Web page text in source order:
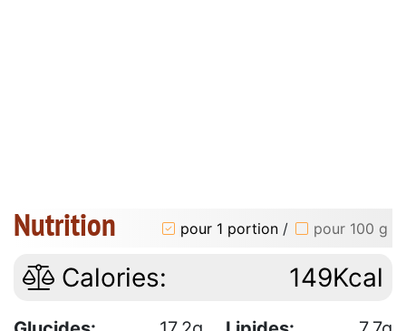
Nutrition pour 1 portion / pour 100 g
Calories: 149Kcal